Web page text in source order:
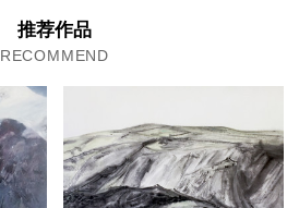
推荐作品
RECOMMEND